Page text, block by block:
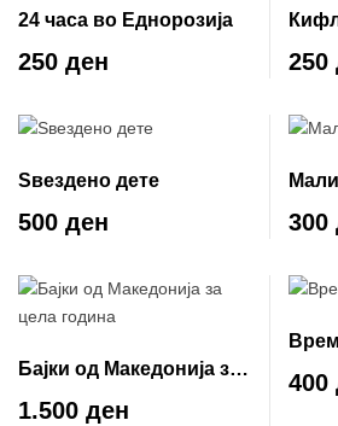
24 часа во Еднорозија
250 ден 250
Ѕвездено дете
500 ден 300
Бајки од Македонија за
цела година
1.500 ден
400